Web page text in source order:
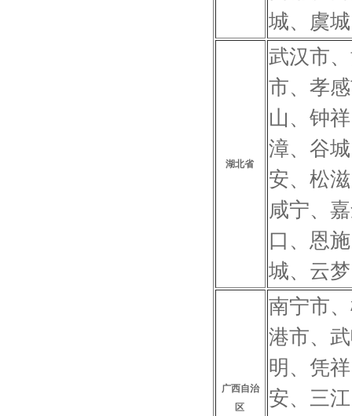
城、虞
湖北省
武汉市
市、孝
山、钟
漳、谷
安、松
咸宁、
口、恩
城、云
广西自治
区
南宁市
港市、
明、凭
安、三